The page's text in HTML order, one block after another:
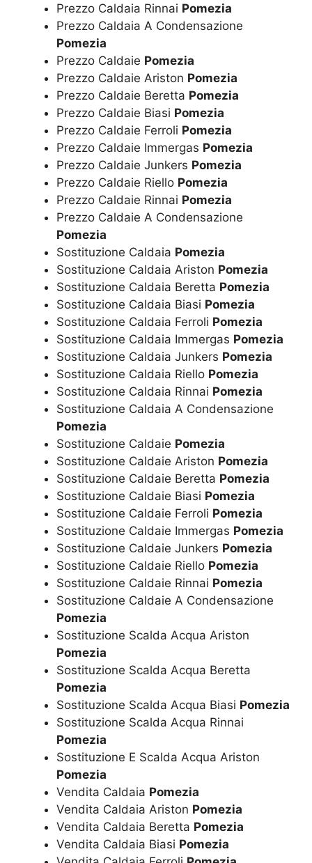
Prezzo Caldaia Rinnai Pomezia
Prezzo Caldaia A Condensazione
Pomezia
Prezzo Caldaie Pomezia
Prezzo Caldaie Ariston Pomezia
Prezzo Caldaie Beretta Pomezia
Prezzo Caldaie Biasi Pomezia
Prezzo Caldaie Ferroli Pomezia
Prezzo Caldaie Immergas Pomezia
Prezzo Caldaie Junkers Pomezia
Prezzo Caldaie Riello Pomezia
Prezzo Caldaie Rinnai Pomezia
Prezzo Caldaie A Condensazione
Pomezia
Sostituzione Caldaia Pomezia
Sostituzione Caldaia Ariston Pomezia
Sostituzione Caldaia Beretta Pomezia
Sostituzione Caldaia Biasi Pomezia
Sostituzione Caldaia Ferroli Pomezia
Sostituzione Caldaia Immergas Pomezia
Sostituzione Caldaia Junkers Pomezia
Sostituzione Caldaia Riello Pomezia
Sostituzione Caldaia Rinnai Pomezia
Sostituzione Caldaia A Condensazione
Pomezia
Sostituzione Caldaie Pomezia
Sostituzione Caldaie Ariston Pomezia
Sostituzione Caldaie Beretta Pomezia
Sostituzione Caldaie Biasi Pomezia
Sostituzione Caldaie Ferroli Pomezia
Sostituzione Caldaie Immergas Pomezia
Sostituzione Caldaie Junkers Pomezia
Sostituzione Caldaie Riello Pomezia
Sostituzione Caldaie Rinnai Pomezia
Sostituzione Caldaie A Condensazione
Pomezia
Sostituzione Scalda Acqua Ariston
Pomezia
Sostituzione Scalda Acqua Beretta
Pomezia
Sostituzione Scalda Acqua Biasi Pomezia
Sostituzione Scalda Acqua Rinnai
Pomezia
Sostituzione E Scalda Acqua Ariston
Pomezia
Vendita Caldaia Pomezia
Vendita Caldaia Ariston Pomezia
Vendita Caldaia Beretta Pomezia
Vendita Caldaia Biasi Pomezia